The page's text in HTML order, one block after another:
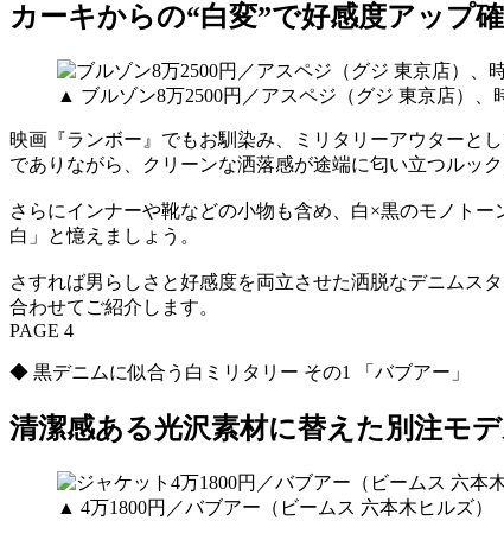
カーキからの“白変”で好感度アップ確
▲ ブルゾン8万2500円／アスペジ（グジ 東京店）、
映画『ランボー』でもお馴染み、ミリタリーアウターと
でありながら、クリーンな洒落感が途端に匂い立つルック
さらにインナーや靴などの小物も含め、白×黒のモノト
白」と憶えましょう。
さすれば男らしさと好感度を両立させた洒脱なデニムス
合わせてご紹介します。
PAGE 4
◆ 黒デニムに似合う白ミリタリー その1 「バブアー」
清潔感ある光沢素材に替えた別注モ
▲ 4万1800円／バブアー（ビームス 六本木ヒルズ）